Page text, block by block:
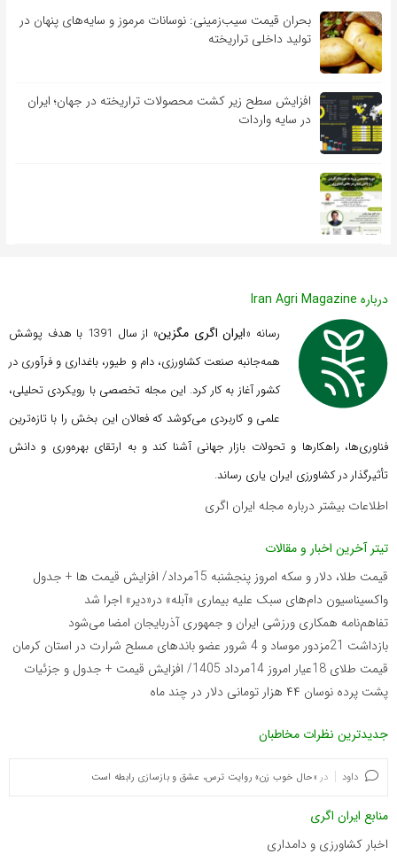
بحران قیمت سیب‌زمینی: نوسانات مرموز و سایه‌های پنهان در
تولید داخلی تراریخته
افزایش سطح زیر کشت محصولات تراریخته در جهان؛ ایران
در سایه واردات
درباره Iran Agri Magazine
رسانه «ایران اگری مگزین
» از سال 1391 با هدف پوشش
همه‌جانبه صنعت کشاورزی، دام و طیور، باغداری و فرآوری در
کشور آغاز به کار کرد. این مجله تخصصی با رویکردی تحلیلی،
علمی و کاربردی می‌کوشد که فعالان این بخش را با تازه‌ترین
فناوری‌ها، راهکارها و تحولات بازار جهانی آشنا کند و به ارتقای بهره‌وری و دانش
تأثیرگذار در کشاورزی ایران یاری رساند.
اطلاعات بیشتر درباره مجله ایران اگری
تیتر آخرین اخبار و مقالات
قیمت طلا، دلار و سکه امروز پنجشنبه 15مرداد/ افزایش قیمت ها + جدول
واکسیناسیون دام‌های سبک علیه بیماری «آبله» در«دیر» اجرا شد
تفاهم‌نامه همکاری ورزشی ایران و جمهوری آذربایجان امضا می‌شود
بازداشت 21مزدور موساد و 4 شرور عضو باندهای مسلح شرارت در استان کرمان
قیمت طلای 18عیار امروز 14مرداد 1405/ افزایش قیمت + جدول و جزئیات
پشت پرده نوسان ۴۴ هزار تومانی دلار در چند ماه
جدیدترین نظرات مخاطبان
داود در «حال خوب زن» روایت ترس، عشق و بازسازی رابطه است
منابع ایران اگری
اخبار کشاورزی و دامداری